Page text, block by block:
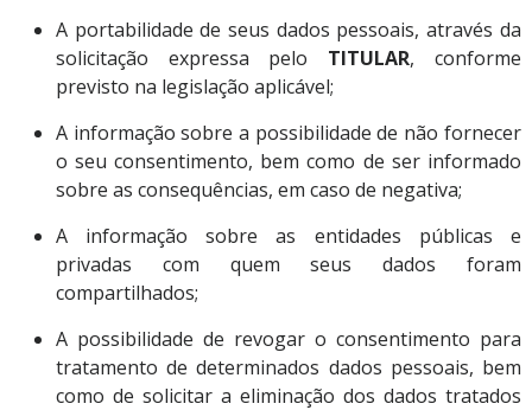
A portabilidade de seus dados pessoais, através da
solicitação expressa pelo TITULAR, conforme
previsto na legislação aplicável;
A informação sobre a possibilidade de não fornecer
o seu consentimento, bem como de ser informado
sobre as consequências, em caso de negativa;
A informação sobre as entidades públicas e
privadas com quem seus dados foram
compartilhados;
A possibilidade de revogar o consentimento para
tratamento de determinados dados pessoais, bem
como de solicitar a eliminação dos dados tratados